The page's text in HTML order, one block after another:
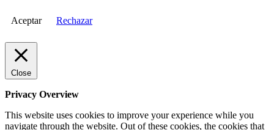
Aceptar Rechazar
Close
Privacy Overview
This website uses cookies to improve your experience while you
navigate through the website. Out of these cookies, the cookies that